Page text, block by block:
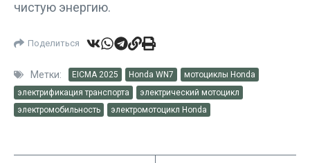
чистую энергию.
Поделиться
Метки: EICMA 2025 Honda WN7
мотоциклы Honda
электрификация транспорта
электрический мотоцикл
электромобильность
электромотоцикл Honda